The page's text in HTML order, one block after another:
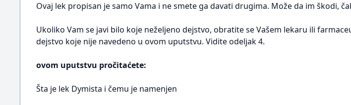
Ovaj lek propisan je samo Vama i ne smete ga davati drugima. Može da im škodi,
Ukoliko Vam se javi bilo koje neželjeno dejstvo, obratite se Vašem lekaru ili
dejstvo koje nije navedeno u ovom uputstvu. Vidite odeljak 4.
ovom uputstvu pročitaćete:
Šta je lek Dymista i čemu je namenjen